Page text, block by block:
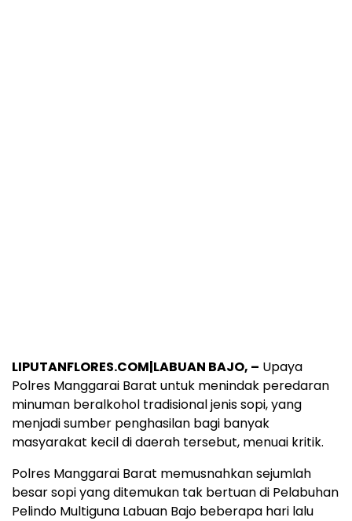
LIPUTANFLORES.COM|LABUAN BAJO, – Upaya
Polres Manggarai Barat untuk menindak peredaran
minuman beralkohol tradisional jenis sopi, yang
menjadi sumber penghasilan bagi banyak
masyarakat kecil di daerah tersebut, menuai kritik.
Polres Manggarai Barat memusnahkan sejumlah
besar sopi yang ditemukan tak bertuan di Pelabuhan
Pelindo Multiguna Labuan Bajo beberapa hari lalu